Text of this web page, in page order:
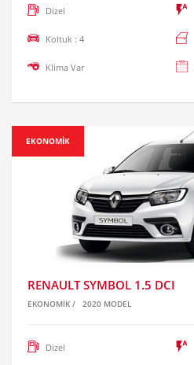
Dizel
Koltuk : 4
Klima Var
RENAULT SYMBOL 1.5 DCI
EKONOMIK / 2020 MODEL
Dizel
EKONOMIK